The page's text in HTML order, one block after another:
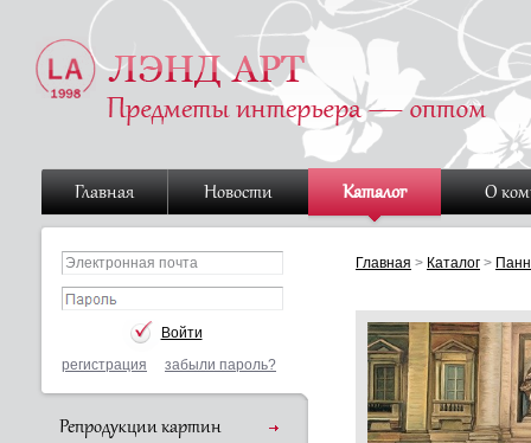
Главная Новости Каталог О
регистрация забыли пароль?
Репродукции картин
Главная > Каталог >